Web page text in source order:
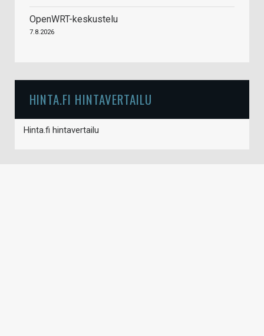
OpenWRT-keskustelu
7.8.2026
HINTA.FI HINTAVERTAILU
Hinta.fi hintavertailu